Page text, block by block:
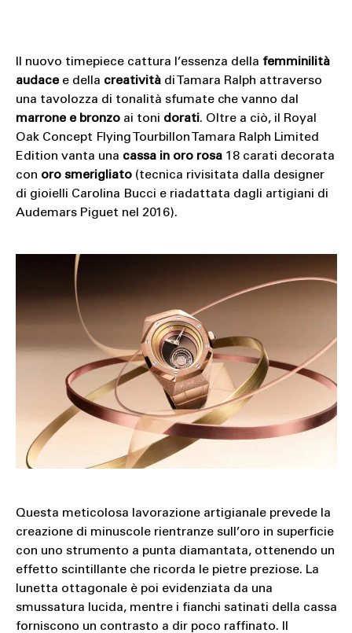
Il nuovo timepiece cattura l’essenza della femminilità
audacee della creativitàdi Tamara Ralph attraverso
una tavolozza di tonalità sfumate che vanno dal
marrone e bronzoai toni dorati. Oltre a ciò, il Royal
Oak Concept Flying Tourbillon Tamara Ralph Limited
Edition vanta una cassa in oro rosa18 carati decorata
con oro smerigliato(tecnica rivisitata dalla designer
di gioielli Carolina Bucci e riadattata dagli artigiani di
Audemars Piguet nel 2016).
Questa meticolosa lavorazione artigianale prevede la
creazione di minuscole rientranze sull’oro in superficie
con uno strumento a punta diamantata, ottenendo un
effetto scintillante che ricorda le pietre preziose. La
lunetta ottagonale è poi evidenziata da una
smussatura lucida, mentre i fianchi satinati della cassa
forniscono un contrasto a dir poco raffinato. Il